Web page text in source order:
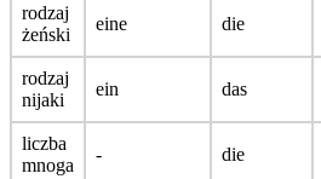
rodzaj
żeński
eine die
rodzaj
nijaki
ein das
liczba
mnoga
- die